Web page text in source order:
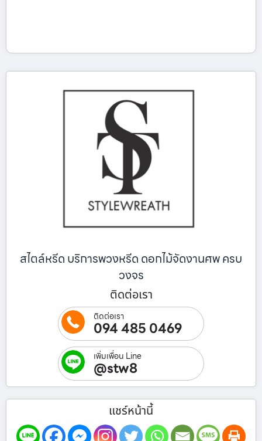
สไตล์หรีด บริการพวงหรีด ดอกไม้จัดงานศพ ครบ
วงจร
ติดต่อเรา
ติดต่อเรา
094 485 0469
เพิ่มเพื่อน Line
@stw8
แชร์หน้านี้